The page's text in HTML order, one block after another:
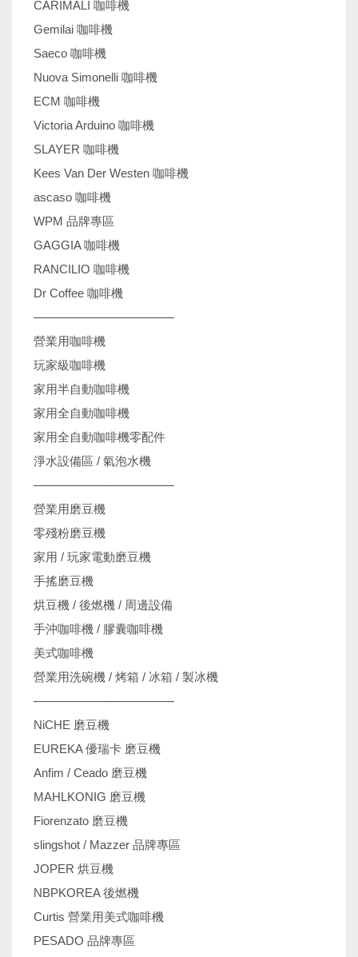
CARIMALI 咖啡機
Gemilai 咖啡機
Saeco 咖啡機
Nuova Simonelli 咖啡機
ECM 咖啡機
Victoria Arduino 咖啡機
SLAYER 咖啡機
Kees Van Der Westen 咖啡機
ascaso 咖啡機
WPM 品牌專區
GAGGIA 咖啡機
RANCILIO 咖啡機
Dr Coffee 咖啡機
────────────────
營業用咖啡機
玩家級咖啡機
家用半自動咖啡機
家用全自動咖啡機
家用全自動咖啡機零配件
淨水設備區 / 氣泡水機
────────────────
營業用磨豆機
零殘粉磨豆機
家用 / 玩家電動磨豆機
手搖磨豆機
烘豆機 / 後燃機 / 周邊設備
手沖咖啡機 / 膠囊咖啡機
美式咖啡機
營業用洗碗機 / 烤箱 / 冰箱 / 製冰機
────────────────
NiCHE 磨豆機
EUREKA 優瑞卡 磨豆機
Anfim / Ceado 磨豆機
MAHLKONIG 磨豆機
Fiorenzato 磨豆機
slingshot / Mazzer 品牌專區
JOPER 烘豆機
NBPKOREA 後燃機
Curtis 營業用美式咖啡機
PESADO 品牌專區